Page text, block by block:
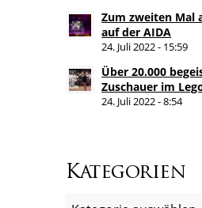
Zum zweiten Mal
auf der AIDA
24. Juli 2022 - 15:59
Über 20.000
Zuschauer im
24. Juli 2022 - 8:54
Kategorien